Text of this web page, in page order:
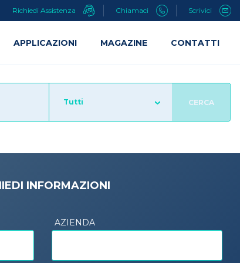
Tutti CERCA
INFORMAZIONI
AZIENDA
Richiedi Assistenza Chiamaci Scrivici
APPLICAZIONI MAGAZINE CONTATTI